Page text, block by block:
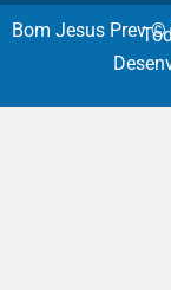
Bom Jesus Prev ©